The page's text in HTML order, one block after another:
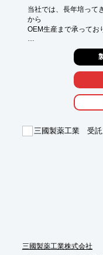
当社では、長年培って
から
OEM生産まで承ってお
使用する原料の品質
高純度製品の生産に取
原料に使用し、医薬品
また、製品によって
どんなご要望でもお気
三國製薬工業 受託
三國製薬工業株式会社